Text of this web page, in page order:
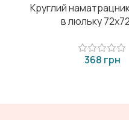
Круглий
в люльку
грн